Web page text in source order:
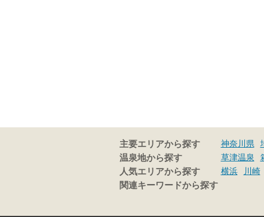
主要エリアから探す 神奈川県
温泉地から探す
草津温泉
人気エリアから探す
横浜 川崎
関連キーワードから探す